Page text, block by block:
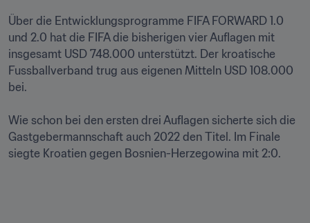
Über die Entwicklungsprogramme FIFA FORWARD 1.0
und 2.0 hat die FIFA die bisherigen vier Auflagen mit
insgesamt USD 748.000 unterstützt. Der kroatische
Fussballverband trug aus eigenen Mitteln USD 108.000
bei.
Wie schon bei den ersten drei Auflagen sicherte sich die
Gastgebermannschaft auch 2022 den Titel. Im Finale
siegte Kroatien gegen Bosnien-Herzegowina mit 2:0.